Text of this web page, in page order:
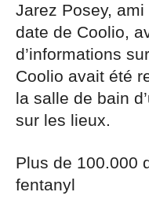
Jarez Posey,
date de Coolio,
d’informations
Coolio avait été
la salle de bain
sur les lieux.
Plus de 100.000
fentanyl